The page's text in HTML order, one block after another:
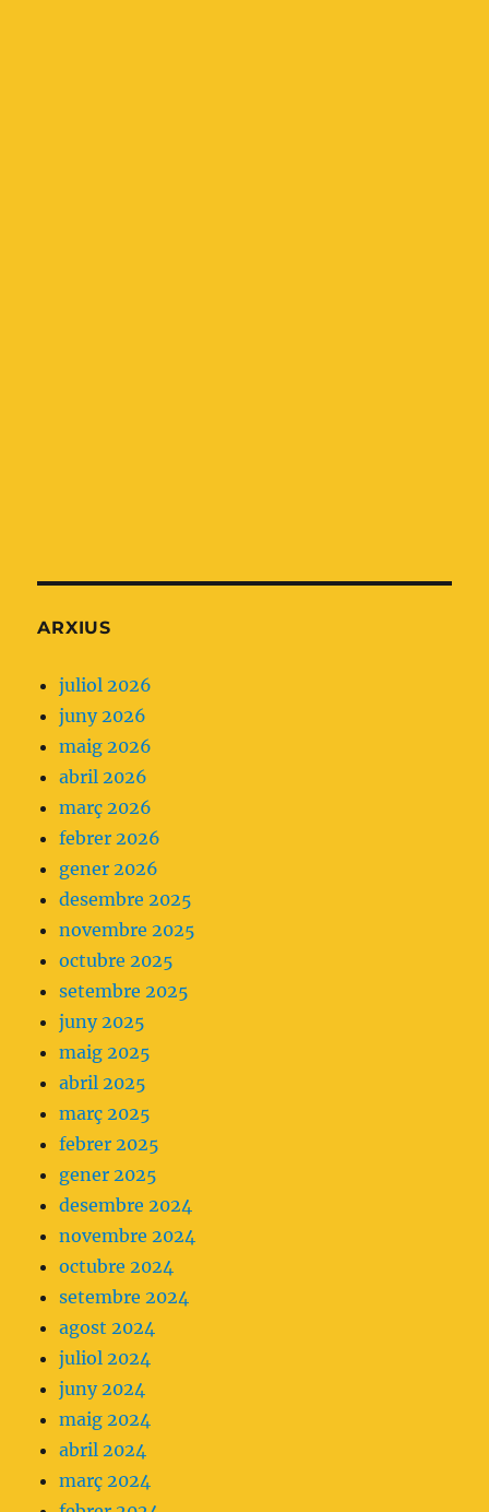
de
que
planteja
no
fer
servir
analgèsia
parenteral
com
primera
opció.
ARXIUS
juliol 2026
juny 2026
maig 2026
abril 2026
març 2026
febrer 2026
gener 2026
desembre 2025
novembre 2025
octubre 2025
setembre 2025
juny 2025
maig 2025
abril 2025
març 2025
febrer 2025
gener 2025
desembre 2024
novembre 2024
octubre 2024
setembre 2024
agost 2024
juliol 2024
juny 2024
maig 2024
abril 2024
març 2024